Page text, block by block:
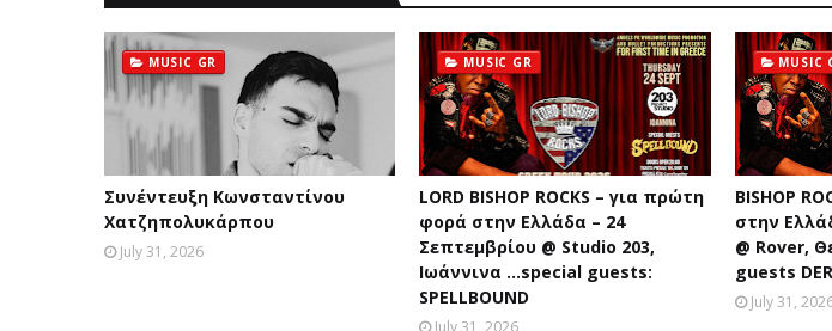
MUSIC GR
Συνέντευξη Κωνσταντίνου
Χατζηπολυκάρπου
July 31, 2026
MUSIC GR
LORD BISHOP ROCKS – για πρώτη
φορά στην Ελλάδα – 24
Σεπτεμβρίου @ Studio 203,
Ιωάννινα …special guests:
SPELLBOUND
July 31, 2026
MUSIC
BISHOP
στην
@ Rover,
guests
July 31,